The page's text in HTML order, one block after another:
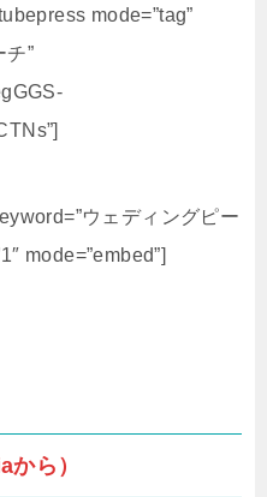
mode=”tag”
チ”
ウェディングピー
mode=”embed”]
ら）